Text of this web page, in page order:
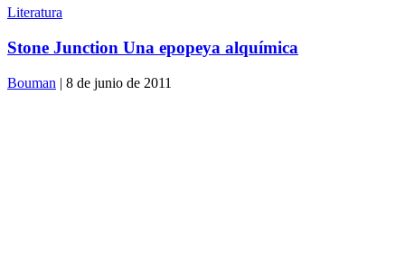
Literatura
Stone Junction Una epopeya alquímica
Bouman | 8 de junio de 2011